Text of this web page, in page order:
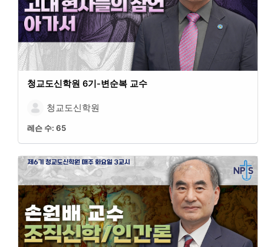
청교도신학원 6기-변순복 교수
청교도신학원
레슨 수: 65